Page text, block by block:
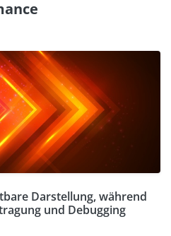
Darstellung, während
und Debugging